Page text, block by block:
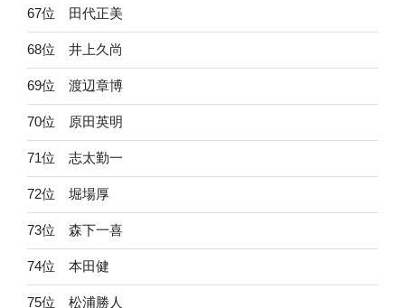
67位 田代正美
68位 井上久尚
69位 渡辺章博
70位 原田英明
71位 志太勤一
72位 堀場厚
73位 森下一喜
74位 本田健
75位 松浦勝人